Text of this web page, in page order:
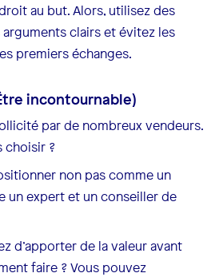
au but. Alors, utilisez des
clairs et évitez les
premiers échanges.
incontournable)
par de nombreux vendeurs.
choisir ?
non pas comme un
un expert et un conseiller de
d’apporter de la valeur avant
faire ? Vous pouvez